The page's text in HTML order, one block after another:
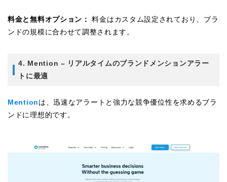
料金と無料オプション：
料金はカスタム設定されており、ブラ
ンドの規模に合わせて調整されます。
4. Mention – リアルタイムのブランドメンションアラー
トに最適
Mentionは、迅速なアラートと強力な競争優位性を求めるブラ
ンドに理想的です。